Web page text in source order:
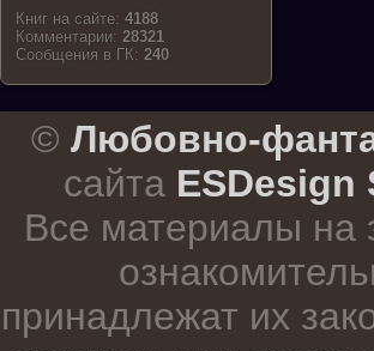
Книг на сайте:4188
Комментарии:28321
Cообщения в ГК:240
©Любовно-
сайта ESDesign
Все материалы на
принадлежат их